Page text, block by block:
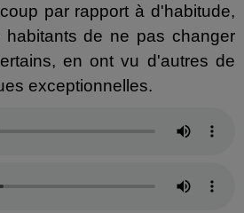
par rapport à d'habitude,
de ne pas changer
en ont vu d'autres de
exceptionnelles.